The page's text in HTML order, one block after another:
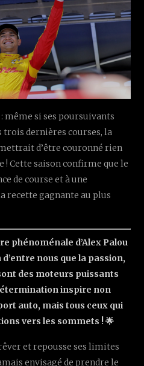
même si ses poursuivants
dernières courses, la
d’être couronné rien
! Cette saison confirme que le
de course et à une
recette gagnante au plus
phénoménale d’Alex Palou
nous que la passion,
des moteurs puissants
inspire non
auto, mais tous ceux qui
vers les sommets ! 🌟
et repousse ses limites
envisagé de prendre le